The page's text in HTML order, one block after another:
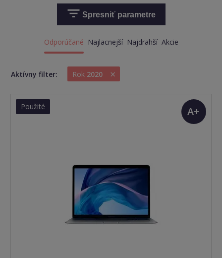
Spresniť parametre
Odporúčané Najlacnejší Najdrahší Akcie
Aktívny filter: Rok 2020 ×
Použité
A+